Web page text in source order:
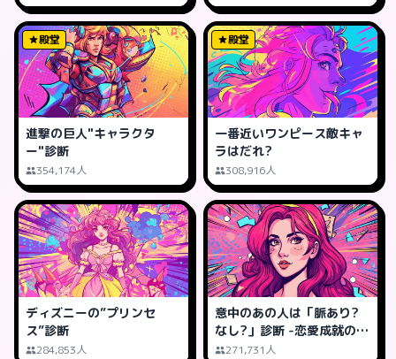
殿堂
進撃の巨人"キャラクタ
ー"診断
354,174人
殿堂
一番近いワンピース敵キャ
ラはだれ?
308,916人
ディズニーの”プリンセ
ス”診断
284,853人
意中のあの人は「脈あり?
なし?」診断 -恋愛成就の可
能性は?
271,731人